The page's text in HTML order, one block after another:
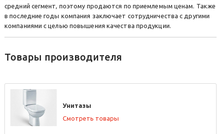
средний сегмент, поэтому продаются по приемлемым ценам. Также
в последние годы компания заключает сотрудничества с другими
компаниями с целью повышения качества продукции.
Товары производителя
Унитазы
Смотреть товары